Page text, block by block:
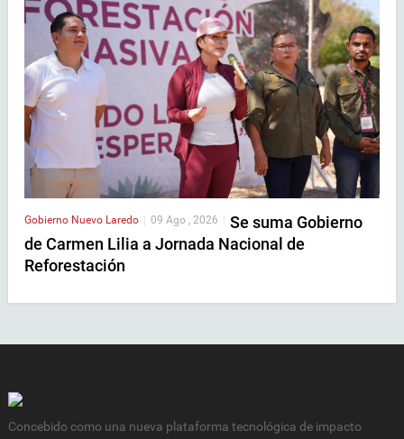
Gobierno Nuevo Laredo 09 Ago , 2026
Se suma Gobierno
de Carmen Lilia a Jornada Nacional de
Reforestación
Concebido como una nueva plataforma tecnológica de impacto